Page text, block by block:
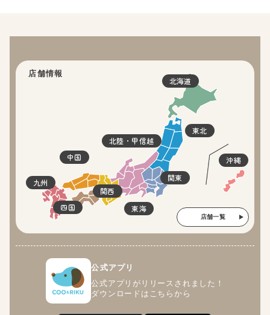
店舗情報
北海道
東北
関東
北陸・甲信越
東海
関西
四国
中国
九州
沖縄
店舗一覧
公式アプリ
公式アプリがリリースされました！
ダウンロードはこちらから